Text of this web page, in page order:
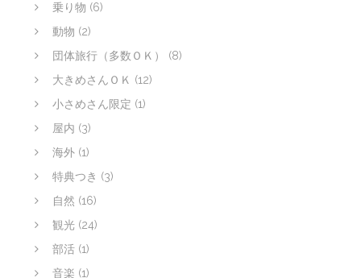
乗り物 (6)
動物 (2)
団体旅行（多数ＯＫ）
(8)
大きめさんＯＫ (12)
小さめさん限定 (1)
屋内 (3)
海外 (1)
特典つき (3)
自然 (16)
観光 (24)
部活 (1)
音楽 (1)